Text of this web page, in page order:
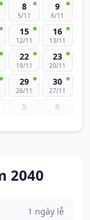
8
5/11
9
6/11
15
12/11
16
13/11
22
19/11
23
20/11
29
26/11
30
27/11
5 6
2040
1 ngày lễ